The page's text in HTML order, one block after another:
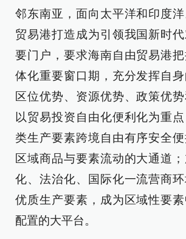
邻东南亚，面向太平洋和印度
贸易港打造成为引领我国新时
要门户，要求海南自由贸易港
体化重要窗口期，充分发挥自身
区位优势、资源优势、政策优势
以贸易投资自由化便利化为重
类生产要素跨境自由有序安全
区域商品与要素流动的大通道
化、法治化、国际化一流营商
优质生产要素，成为区域性要素
配置的大平台。